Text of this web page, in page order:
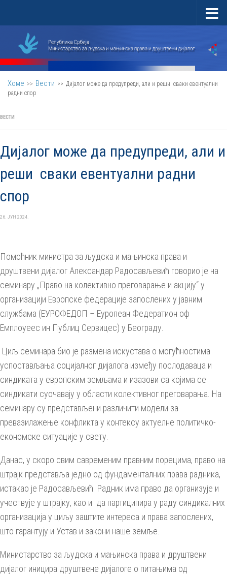
Хоме >> Вести >> Дијалог може да предупреди, али и реши сваки евентуални
радни спор
ВЕСТИ
Дијалог може да предупреди, али и
реши сваки евентуални радни
спор
26. ЈУН 2024.
Помоћник министра за људска и мањинска права и
друштвени дијалог Александар Радосављевић говорио је на
семинару „Право на колективно преговарање и акцију“ у
организацији Европске федерације запослених у јавним
службама (ЕУРОФЕДОП – Еуропеан Федератион оф
Емплоyеес ин Публиц Сервицес) у Београду.
Циљ семинара био је размена искустава о могућностима
успостављања социјалног дијалога између послодаваца и
синдиката у европским земљама и изазови са којима се
синдикати суочавају у области колективног преговарања. На
семинару су представљени различити модели за
превазилажење конфликта у контексу актуелне политичко-
економске ситуације у свету.
Данас, у скоро свим савременим правним порецима, право на
штрајк представља једно од фундаменталних права радника,
истакао је Радосављевић. Радник има право да организује и
учествује у штрајку, као и да партиципира у раду синдикалних
организација у циљу заштите интереса и права запослених,
што гарантују и Устав и закони наше земље.
Министарство за људска и мањинска права и друштвени
дијалог иницира друштвене дијалоге о питањима од